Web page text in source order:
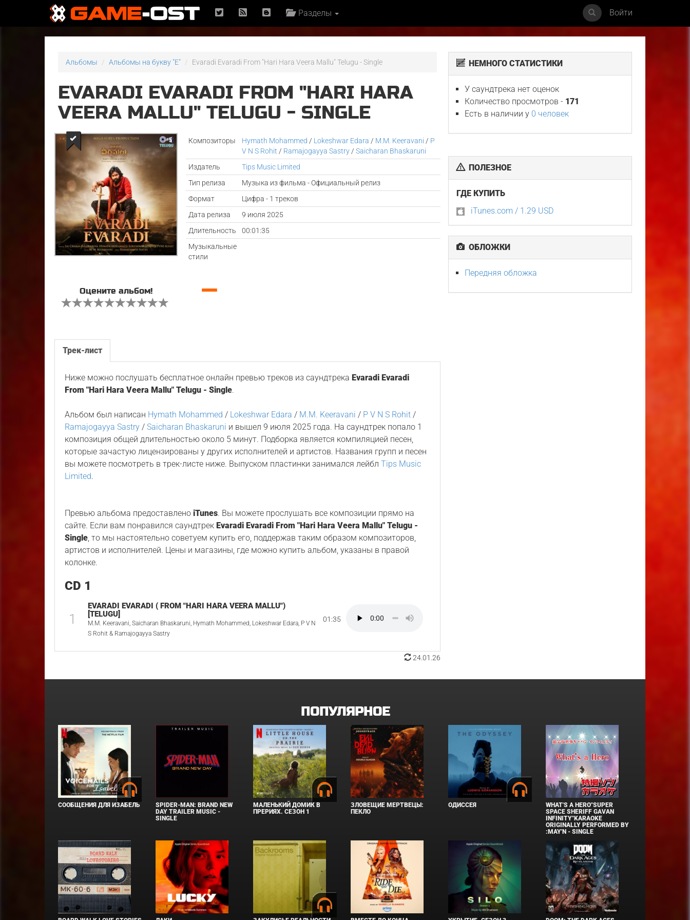
Разделы Войти
Альбомы Альбомы на букву "E" Evaradi Evaradi From "Hari Hara Veera Mallu" Telugu - Single
EVARADI EVARADI FROM "HARI HARA
VEERA MALLU" TELUGU - SINGLE
Композиторы Hymath Mohammed / Lokeshwar Edara / M.M. Keeravani / P
V N S Rohit / Ramajogayya Sastry/ Saicharan Bhaskaruni
Издатель
Tips Music Limited
Тип релиза
Музыка из фильма - Официальный релиз
Формат
Цифра - 1 треков
Дата релиза
9 июля 2025
Длительность
00:01:35
Музыкальные
стили
Оцените альбом! —
Трек-лист
Ниже можно послушать бесплатное онлайн превью треков из саундтрекаEvaradi Evaradi
From "Hari Hara Veera Mallu" Telugu - Single.
Альбом был написан Hymath Mohammed / Lokeshwar Edara / M.M. Keeravani / P V N S Rohit /
Ramajogayya Sastry /Saicharan Bhaskaruni и вышел 9 июля 2025 года. На саундтрек попало 1
композиция общей длительностью около 5 минут. Подборка является компиляцией песен,
которые зачастую лицензированы у других исполнителей и артистов. Названия групп и песен
вы можете посмотреть в трек-листе ниже. Выпуском пластинки занимался лейблTips Music
Limited.
Превью альбома предоставленоiTunes. Вы можете прослушать все композиции прямо на
сайте. Если вам понравился саундтрекEvaradi Evaradi From "Hari Hara Veera Mallu" Telugu -
Single, то мы настоятельно советуем купить его, поддержав таким образом композиторов,
артистов и исполнителей. Цены и магазины, где можно купить альбом, указаны в правой
колонке.
CD 1
1
EVARADI EVARADI ( FROM "HARI HARA VEERA MALLU")
[TELUGU]
M.M. Keeravani, Saicharan Bhaskaruni, Hymath Mohammed, Lokeshwar Edara, P V N
S Rohit & Ramajogayya Sastry
01:35
24.01.26
НЕМНОГО СТАТИСТИКИ
У саундтрека нет оценок
Количество просмотров - 171
Есть в наличии у 0 человек
ПОЛЕЗНОЕ
ГДЕ КУПИТЬ
iTunes.com / 1.29 USD
ОБЛОЖКИ
Передняя обложка
ПОПУЛЯРНОЕ
СООБЩЕНИЯ ДЛЯ ИЗАБЕЛЬ
SPIDER-MAN: BRAND NEW
DAY TRAILER MUSIC -
SINGLE
МАЛЕНЬКИЙ ДОМИК В
ПРЕРИЯХ. СЕЗОН 1
ЗЛОВЕЩИЕ МЕРТВЕЦЫ:
ПЕКЛО
ОДИССЕЯ
WHAT'S A HERO"SUPER
SPACE SHERIFF GAVAN
INFINITY"KARAOKE
ORIGINALLY PERFORMED BY
:MAY'N - SINGLE